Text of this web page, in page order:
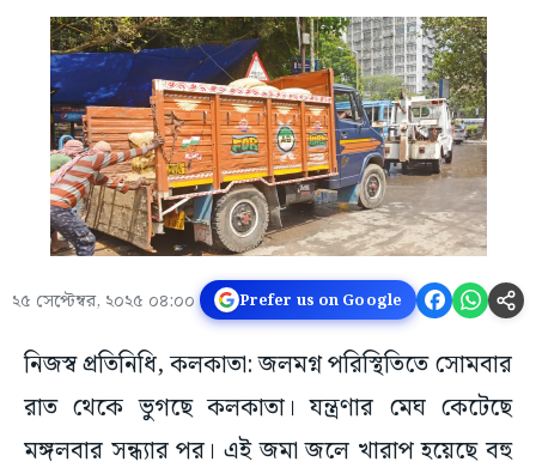
২৫ সেপ্টেম্বর, ২০২৫ ০৪:০০ Prefer us on Google
নিজস্ব প্রতিনিধি, কলকাতা: জলমগ্ন পরিস্থিতিতে সোমবার
রাত থেকে ভুগছে কলকাতা। যন্ত্রণার মেঘ কেটেছে
মঙ্গলবার সন্ধ্যার পর। এই জমা জলে খারাপ হয়েছে বহু